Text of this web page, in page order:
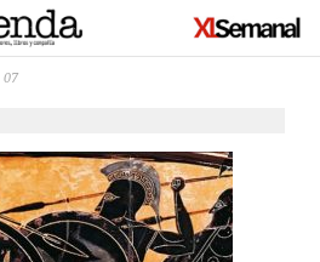
07